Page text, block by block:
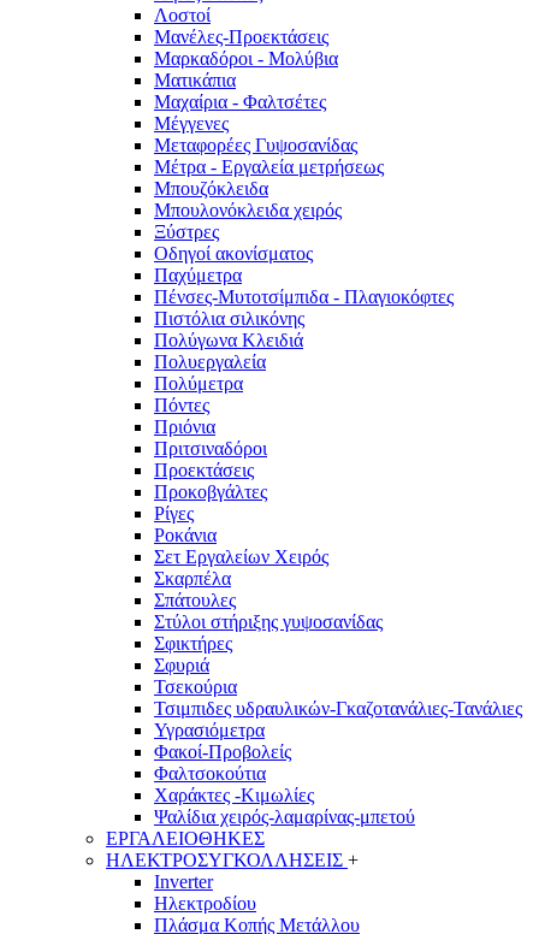
Λοστοί
Μανέλες-Προεκτάσεις
Μαρκαδόροι - Μολύβια
Ματικάπια
Μαχαίρια - Φαλτσέτες
Μέγγενες
Μεταφορέες Γυψοσανίδας
Μέτρα - Εργαλεία μετρήσεως
Μπουζόκλειδα
Μπουλονόκλειδα χειρός
Ξύστρες
Οδηγοί ακονίσματος
Παχύμετρα
Πένσες-Μυτοτσίμπιδα - Πλαγιοκόφτες
Πιστόλια σιλικόνης
Πολύγωνα Κλειδιά
Πολυεργαλεία
Πολύμετρα
Πόντες
Πριόνια
Πριτσιναδόροι
Προεκτάσεις
Προκοβγάλτες
Ρίγες
Ροκάνια
Σετ Εργαλείων Χειρός
Σκαρπέλα
Σπάτουλες
Στύλοι στήριξης γυψοσανίδας
Σφικτήρες
Σφυριά
Τσεκούρια
Τσιμπιδες υδραυλικών-Γκαζοτανάλιες-Τανάλιες
Υγρασιόμετρα
Φακοί-Προβολείς
Φαλτσοκούτια
Χαράκτες -Κιμωλίες
Ψαλίδια χειρός-λαμαρίνας-μπετού
ΕΡΓΑΛΕΙΟΘΗΚΕΣ
ΗΛΕΚΤΡΟΣΥΓΚΟΛΛΗΣΕΙΣ +
Inverter
Ηλεκτροδίου
Πλάσμα Κοπής Μετάλλου